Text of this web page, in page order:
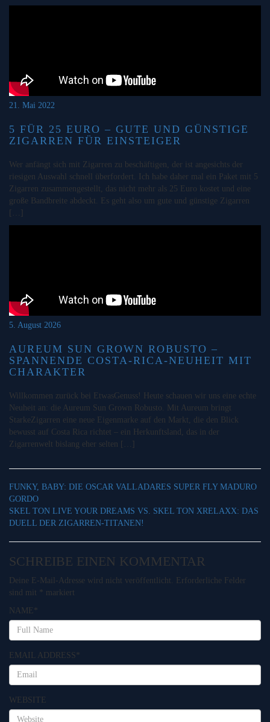
21. Mai 2022
5 FÜR 25 EURO – GUTE UND GÜNSTIGE
ZIGARREN FÜR EINSTEIGER
Wer anfängt sich mit Zigarren zu beschäftigen, der ist angesichts der
riesigen Auswahl schnell überfordert. Ich habe daher mal ein Paket mit 5
Zigarren zusammengestellt, das nicht mehr als 25 Euro kostet und eine
große Bandbreite abdeckt. Es geht also um gute und günstige Zigarren
5. August 2026
AUREUM SUN GROWN ROBUSTO –
SPANNENDE COSTA-RICA-NEUHEIT MIT
CHARAKTER
Willkommen zurück bei EtwasGenuss! Heute schauen wir uns eine echte
Neuheit an: die Aureum Sun Grown Robusto. Mit Aureum bringt
StarkeZigarren eine neue Eigenmarke auf den Markt, die den Blick
bewusst auf Costa Rica richtet – ein Herkunftsland, das in der
Zigarrenwelt bislang eher selten […]
FUNKY, BABY: DIE OSCAR VALLADARES SUPER FLY MADURO
GORDO
SKEL TON LIVE YOUR DREAMS VS. SKEL TON XRELAXX: DAS
DUELL DER ZIGARREN-TITANEN!
SCHREIBE EINEN KOMMENTAR
Deine E-Mail-Adresse wird nicht veröffentlicht.
Erforderliche Felder
sind mit * markiert
NAME *
EMAIL ADDRESS*
WEBSITE